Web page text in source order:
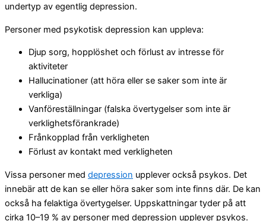
undertyp av egentlig depression.
Personer med psykotisk depression kan uppleva:
Djup sorg, hopplöshet och förlust av intresse för
aktiviteter
Hallucinationer (att höra eller se saker som inte är
verkliga)
Vanföreställningar (falska övertygelser som inte är
verklighetsförankrade)
Frånkopplad från verkligheten
Förlust av kontakt med verkligheten
Vissa personer med depression upplever också psykos. Det
innebär att de kan se eller höra saker som inte finns där. De kan
också ha felaktiga övertygelser. Uppskattningar tyder på att
cirka 10–19 % av personer med depression upplever psykos.